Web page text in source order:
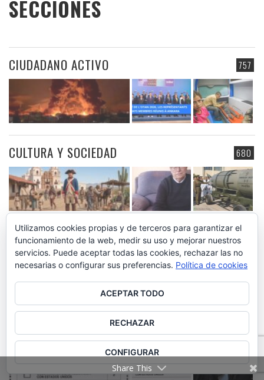
SECCIONES
757
CIUDADANO ACTIVO
680
CULTURA Y SOCIEDAD
262
ECONOMIA
HISPANOAMÉRICA
Share This
Utilizamos cookies propias y de terceros para garantizar el
funcionamiento de la web, medir su uso y mejorar nuestros
servicios. Puede aceptar todas las cookies, rechazar las no
necesarias o configurar sus preferencias. Política de cookies
ACEPTAR TODO
RECHAZAR
CONFIGURAR